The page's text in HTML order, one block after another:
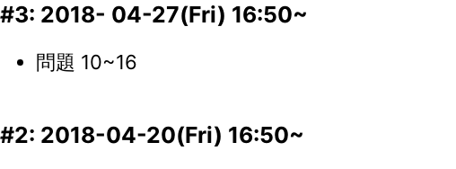
#3: 2018- 04-27(Fri) 16:50~
問題 10~16
#2: 2018-04-20(Fri) 16:50~